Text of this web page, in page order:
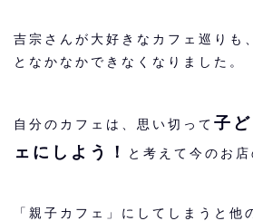
吉宗さんが大好きなカフェ巡りも
となかなかできなくなりました。
自分のカフェは、思い切って 子
ェにしよう！
と考えて今のお店
「親子カフェ」にしてしまうと他